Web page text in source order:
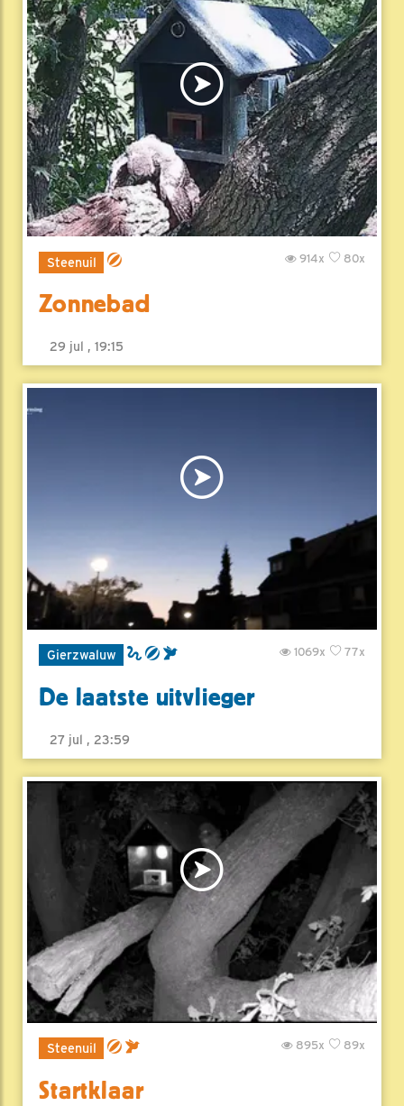
Steenuil 80x
914x
Zonnebad
29 jul , 19:15
Gierzwaluw 77x
1069x
De laatste uitvlieger
27 jul , 23:59
Steenuil 89x
895x
Startklaar